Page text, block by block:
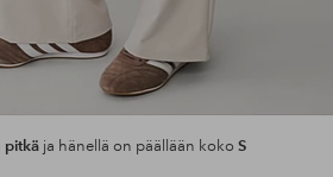
pitkäja hänellä on päällään koko S